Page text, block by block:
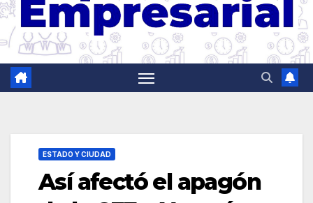
ESTADO Y CIUDAD
Así afectó el apagón